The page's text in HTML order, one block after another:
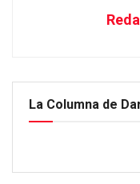
La Columna de